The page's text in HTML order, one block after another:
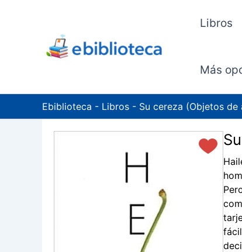
Libros
Más
Ebiblioteca - Libros - Su cereza (Objetos de